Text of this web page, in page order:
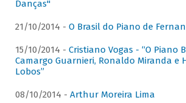
Danças"
21/10/2014 - O Brasil do Piano de
15/10/2014 - Cristiano Vogas - “O Piano
Camargo Guarnieri, Ronaldo Miranda e
Lobos”
08/10/2014 - Arthur Moreira Lima